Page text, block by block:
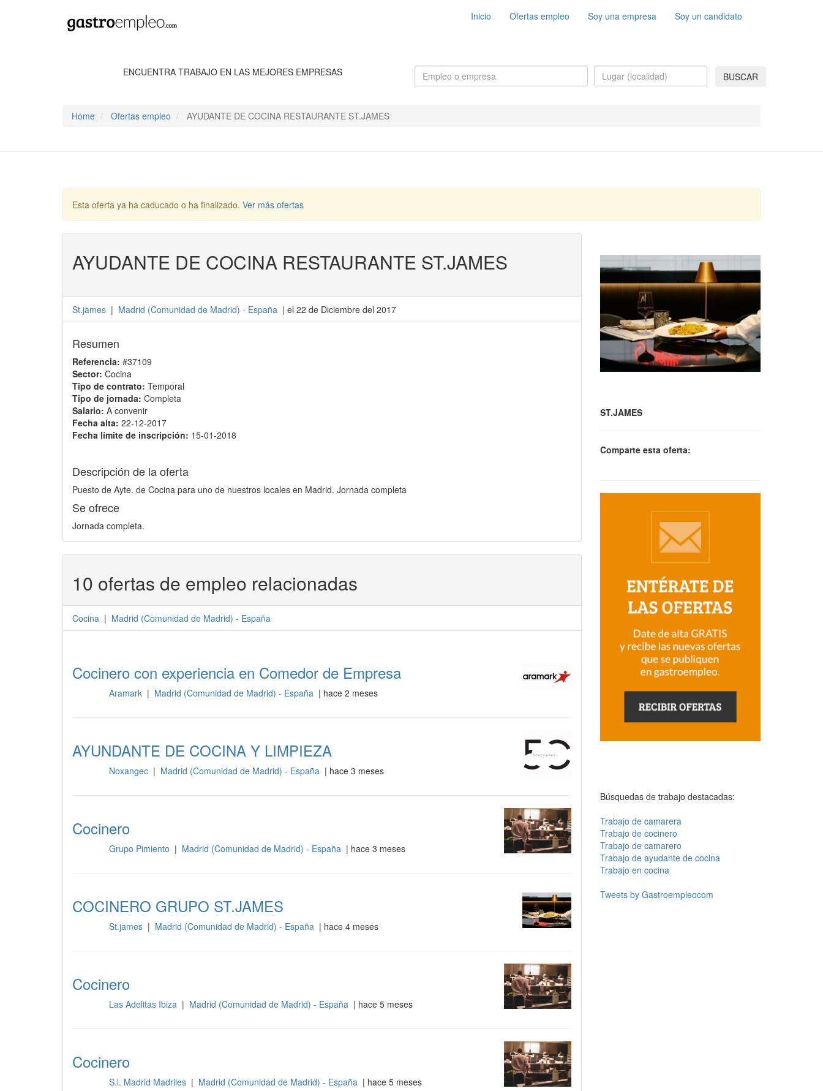
Inicio Ofertas empleo Soy una empresa Soy un candidato
ENCUENTRA TRABAJO EN LAS MEJORES EMPRESAS BUSCAR
Home Ofertas empleo AYUDANTE DE COCINA RESTAURANTE ST.JAMES
Esta oferta ya ha caducado o ha finalizado. Ver más ofertas
AYUDANTE DE COCINA RESTAURANTE ST.JAMES
St.james | Madrid (Comunidad de Madrid) - España | el 22 de Diciembre del 2017
Resumen
Referencia: #37109
Sector: Cocina
Tipo de contrato: Temporal
Tipo de jornada: Completa
Salario: A convenir
Fecha alta: 22-12-2017
Fecha límite de inscripción: 15-01-2018
Descripción de la oferta
Puesto de Ayte. de Cocina para uno de nuestros locales en Madrid. Jornada completa
Se ofrece
Jornada completa.
10 ofertas de empleo relacionadas
Cocina | Madrid (Comunidad de Madrid) - España
Cocinero con experiencia en Comedor de Empresa
Aramark | Madrid (Comunidad de Madrid) - España | hace 2 meses
AYUNDANTE DE COCINA Y LIMPIEZA
Noxangec | Madrid (Comunidad de Madrid) - España | hace 3 meses
Cocinero
Grupo Pimiento | Madrid (Comunidad de Madrid) - España | hace 3 meses
COCINERO GRUPO ST.JAMES
St.james | Madrid (Comunidad de Madrid) - España | hace 4 meses
Cocinero
Las Adelitas Ibiza | Madrid (Comunidad de Madrid) - España | hace 5 meses
Cocinero
S.l. Madrid Madriles | Madrid (Comunidad de Madrid) - España | hace 5 meses
ST.JAMES
Comparte esta oferta:
Búsquedas de trabajo destacadas:
Trabajo de camarera
Trabajo de cocinero
Trabajo de camarero
Trabajo de ayudante de cocina
Trabajo en cocina
Tweets by Gastroempleocom